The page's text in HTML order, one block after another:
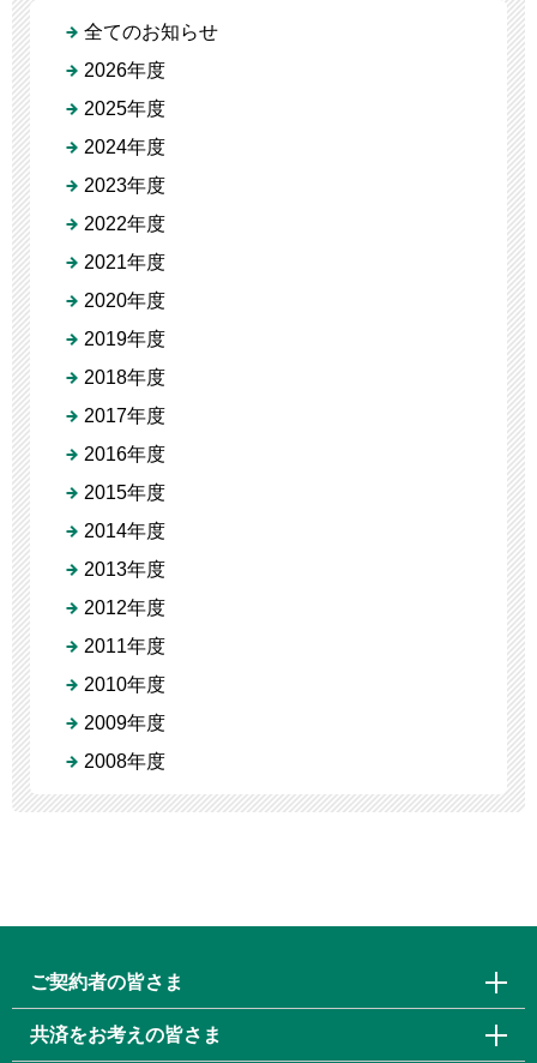
全てのお知らせ
2026年度
2025年度
2024年度
2023年度
2022年度
2021年度
2020年度
2019年度
2018年度
2017年度
2016年度
2015年度
2014年度
2013年度
2012年度
2011年度
2010年度
2009年度
2008年度
ご契約者の皆さま
共済をお考えの皆さま